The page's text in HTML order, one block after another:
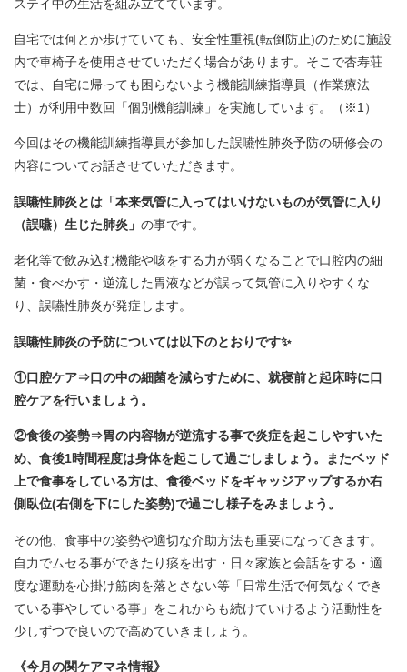
ステイ中の生活を組み立てています。
自宅では何とか歩けていても、安全性重視(転倒防止)のために施設
内で車椅子を使用させていただく場合があります。そこで杏寿荘
では、自宅に帰っても困らないよう機能訓練指導員（作業療法
士）が利用中数回「個別機能訓練」を実施しています。（※1）
今回はその機能訓練指導員が参加した誤嚥性肺炎予防の研修会の
内容についてお話させていただきます。
誤嚥性肺炎とは「本来気管に入ってはいけないものが気管に入り
（誤嚥）生じた肺炎」 の事です。
老化等で飲み込む機能や咳をする力が弱くなることで口腔内の細
菌・食べかす・逆流した胃液などが誤って気管に入りやすくな
り、誤嚥性肺炎が発症します。
誤嚥性肺炎の予防については以下のとおりです✨
①口腔ケア⇒口の中の細菌を減らすために、就寝前と起床時に口
腔ケアを行いましょう。
②食後の姿勢⇒胃の内容物が逆流する事で炎症を起こしやすいた
め、食後1時間程度は身体を起こして過ごしましょう。またベッド
上で食事をしている方は、食後ベッドをギャッジアップするか右
側臥位(右側を下にした姿勢)で過ごし様子をみましょう。
その他、食事中の姿勢や適切な介助方法も重要になってきます。
自力でムセる事ができたり痰を出す・日々家族と会話をする・適
度な運動を心掛け筋肉を落とさない等「日常生活で何気なくでき
ている事やしている事」をこれからも続けていけるよう活動性を
少しずつで良いので高めていきましょう。
《今月の関ケアマネ情報》